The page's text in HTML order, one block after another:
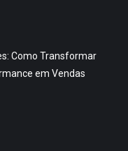
Como Transformar
em Vendas